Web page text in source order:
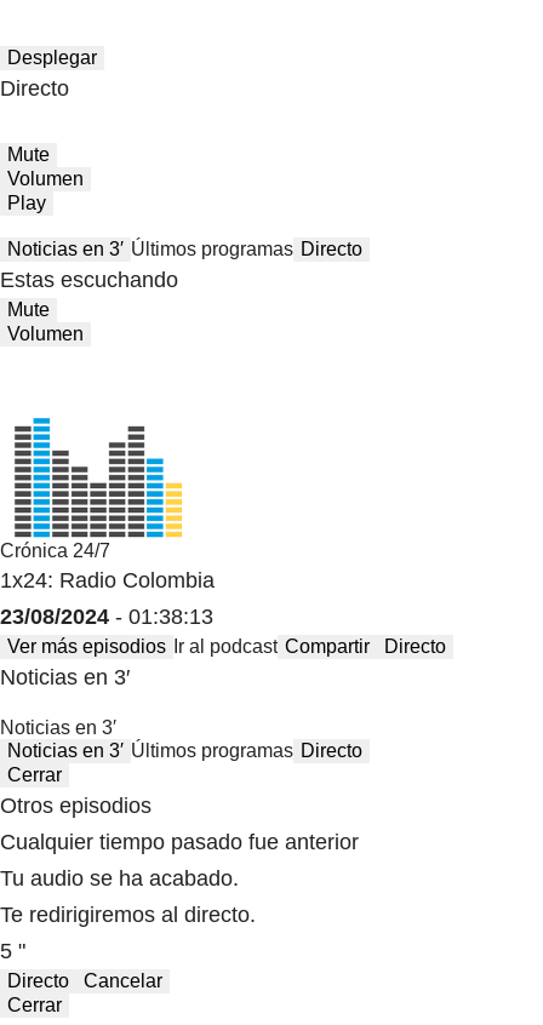
Desplegar
Directo
Mute
Volumen
Play
Noticias en 3′ Últimos programas Directo
Estas escuchando
Mute
Volumen
Crónica 24/7
1x24: Radio Colombia
23/08/2024 - 01:38:13
Ver más episodios Ir al podcast Compartir Directo
Noticias en 3′
Noticias en 3′
Noticias en 3′ Últimos programas Directo
Cerrar
Otros episodios
Cualquier tiempo pasado fue anterior
Tu audio se ha acabado.
Te redirigiremos al directo.
5 "
Directo
Cancelar
Cerrar